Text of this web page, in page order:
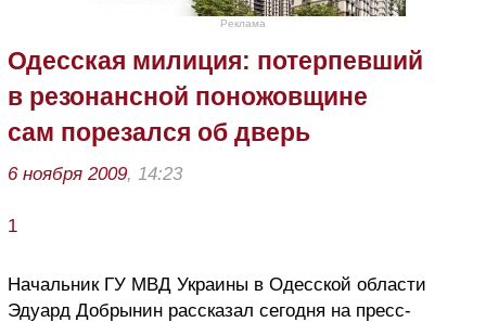
Реклама
Одесская милиция: потерпевший
в резонансной поножовщине
сам порезался об дверь
6 ноября 2009, 14:23
1
Начальник ГУ МВД Украины в Одесской области
Эдуард Добрынин рассказал сегодня на пресс-